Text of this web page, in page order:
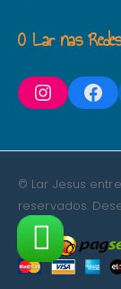
O Lar nas
© Lar Jesus
reservados.